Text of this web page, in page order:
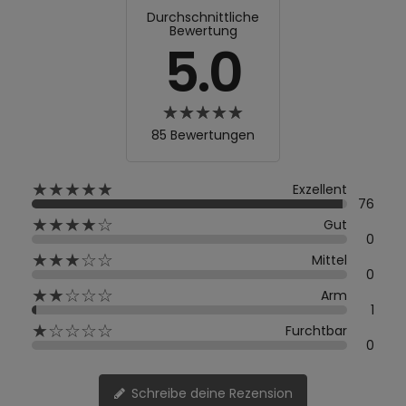
Durchschnittliche
Bewertung
5.0
85 Bewertungen
★★★★★
Exzellent
76
★★★★☆
Gut
0
★★★☆☆
Mittel
0
★★☆☆☆
Arm
1
★☆☆☆☆
Furchtbar
0
Schreibe deine Rezension